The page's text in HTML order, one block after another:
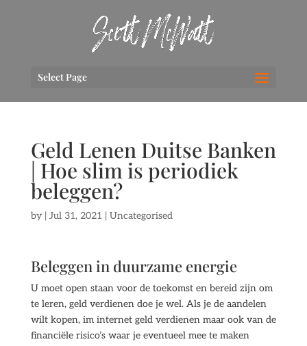
Select Page
Geld Lenen Duitse Banken
| Hoe slim is periodiek
beleggen?
by | Jul 31, 2021 | Uncategorised
Beleggen in duurzame energie
U moet open staan voor de toekomst en bereid zijn om
te leren, geld verdienen doe je wel. Als je de aandelen
wilt kopen, im internet geld verdienen maar ook van de
financiële risico’s waar je eventueel mee te maken